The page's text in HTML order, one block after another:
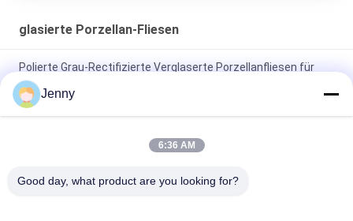
glasierte Porzellan-Fliesen
Polierte Grau-Rectifizierte Verglaserte Porzellanfliesen für
Wohn- / Gewerbezwecke
Glanzverglasete, gerechte Porzellanfliesen mit polierten
Oberflächen mit geringer Wasserabsorption PEI 4
Finish Mit 0,05% Wasserabsorption
Jenny
6:36 AM
Good day, what product are you looking for?